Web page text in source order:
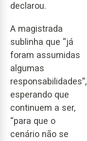
declarou.
A magistrada
sublinha que “já
foram assumidas
algumas
responsabilidades”,
esperando que
continuem a ser,
“para que o
cenário não se